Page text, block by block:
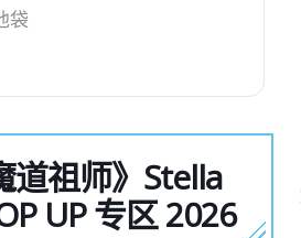
袋
道祖师》Stella
UP 专区 2026